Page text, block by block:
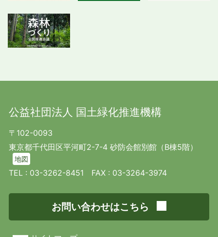
公益社団法人 国土緑化推進機構
〒102-0093
東京都千代田区平河町2-7-4 砂防会館別館（B棟5階）
地図
TEL : 03-3262-8451 FAX : 03-3264-3974
お問い合わせはこちら